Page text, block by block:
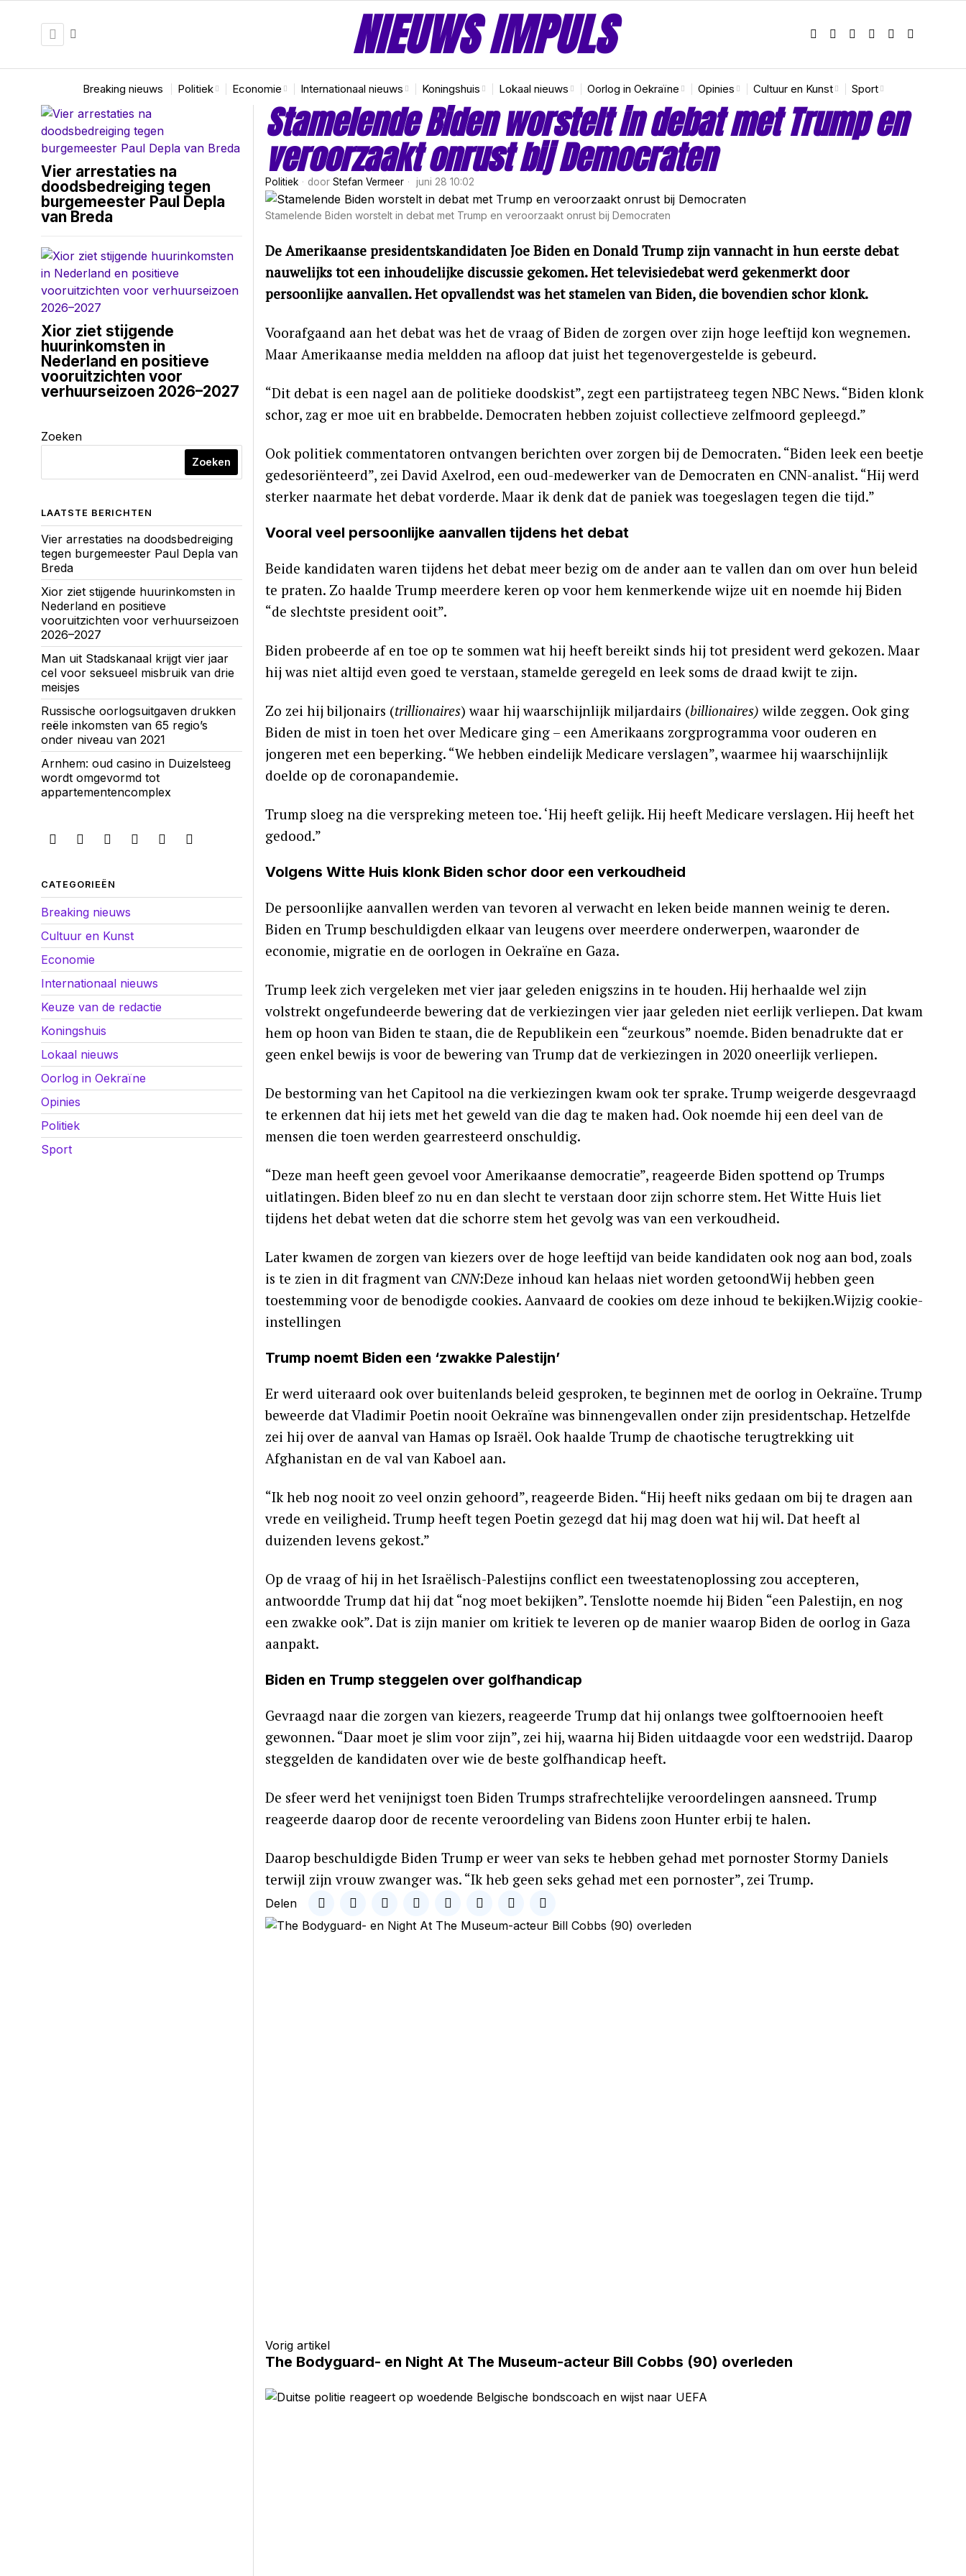
NIEUWS IMPULS
Breaking nieuws Politiek Economie Internationaal nieuws Koningshuis Lokaal nieuws Oorlog in Oekraïne Opinies Cultuur en Kunst Sport
Stamelende Biden worstelt in debat met Trump en
veroorzaakt onrust bij Democraten
Politiek door Stefan Vermeer juni 28 10:02
Stamelende Biden worstelt in debat met Trump en veroorzaakt onrust bij Democraten
De Amerikaanse presidentskandidaten Joe Biden en Donald Trump zijn vannacht in hun eerste debat
nauwelijks tot een inhoudelijke discussie gekomen. Het televisiedebat werd gekenmerkt door
persoonlijke aanvallen. Het opvallendst was het stamelen van Biden, die bovendien schor klonk.
Voorafgaand aan het debat was het de vraag of Biden de zorgen over zijn hoge leeftijd kon wegnemen.
Maar Amerikaanse media meldden na afloop dat juist het tegenovergestelde is gebeurd.
“Dit debat is een nagel aan de politieke doodskist”, zegt een partijstrateeg tegen NBC News. “Biden klonk
schor, zag er moe uit en brabbelde. Democraten hebben zojuist collectieve zelfmoord gepleegd.”
Ook politiek commentatoren ontvangen berichten over zorgen bij de Democraten. “Biden leek een beetje
gedesoriënteerd”, zei David Axelrod, een oud-medewerker van de Democraten en CNN-analist. “Hij werd
sterker naarmate het debat vorderde. Maar ik denk dat de paniek was toegeslagen tegen die tijd.”
Vooral veel persoonlijke aanvallen tijdens het debat
Beide kandidaten waren tijdens het debat meer bezig om de ander aan te vallen dan om over hun beleid
te praten. Zo haalde Trump meerdere keren op voor hem kenmerkende wijze uit en noemde hij Biden
“de slechtste president ooit”.
Biden probeerde af en toe op te sommen wat hij heeft bereikt sinds hij tot president werd gekozen. Maar
hij was niet altijd even goed te verstaan, stamelde geregeld en leek soms de draad kwijt te zijn.
Zo zei hij biljonairs (trillionaires) waar hij waarschijnlijk miljardairs (billionaires) wilde zeggen. Ook ging
Biden de mist in toen het over Medicare ging – een Amerikaans zorgprogramma voor ouderen en
jongeren met een beperking. “We hebben eindelijk Medicare verslagen”, waarmee hij waarschijnlijk
doelde op de coronapandemie.
Trump sloeg na die verspreking meteen toe. ‘Hij heeft gelijk. Hij heeft Medicare verslagen. Hij heeft het
gedood.”
Volgens Witte Huis klonk Biden schor door een verkoudheid
De persoonlijke aanvallen werden van tevoren al verwacht en leken beide mannen weinig te deren.
Biden en Trump beschuldigden elkaar van leugens over meerdere onderwerpen, waaronder de
economie, migratie en de oorlogen in Oekraïne en Gaza.
Trump leek zich vergeleken met vier jaar geleden enigszins in te houden. Hij herhaalde wel zijn
volstrekt ongefundeerde bewering dat de verkiezingen vier jaar geleden niet eerlijk verliepen. Dat kwam
hem op hoon van Biden te staan, die de Republikein een “zeurkous” noemde. Biden benadrukte dat er
geen enkel bewijs is voor de bewering van Trump dat de verkiezingen in 2020 oneerlijk verliepen.
De bestorming van het Capitool na die verkiezingen kwam ook ter sprake. Trump weigerde desgevraagd
te erkennen dat hij iets met het geweld van die dag te maken had. Ook noemde hij een deel van de
mensen die toen werden gearresteerd onschuldig.
“Deze man heeft geen gevoel voor Amerikaanse democratie”, reageerde Biden spottend op Trumps
uitlatingen. Biden bleef zo nu en dan slecht te verstaan door zijn schorre stem. Het Witte Huis liet
tijdens het debat weten dat die schorre stem het gevolg was van een verkoudheid.
Later kwamen de zorgen van kiezers over de hoge leeftijd van beide kandidaten ook nog aan bod, zoals
is te zien in dit fragment van CNN:Deze inhoud kan helaas niet worden getoondWij hebben geen
toestemming voor de benodigde cookies. Aanvaard de cookies om deze inhoud te bekijken.Wijzig cookie-
instellingen
Trump noemt Biden een ‘zwakke Palestijn’
Er werd uiteraard ook over buitenlands beleid gesproken, te beginnen met de oorlog in Oekraïne. Trump
beweerde dat Vladimir Poetin nooit Oekraïne was binnengevallen onder zijn presidentschap. Hetzelfde
zei hij over de aanval van Hamas op Israël. Ook haalde Trump de chaotische terugtrekking uit
Afghanistan en de val van Kaboel aan.
“Ik heb nog nooit zo veel onzin gehoord”, reageerde Biden. “Hij heeft niks gedaan om bij te dragen aan
vrede en veiligheid. Trump heeft tegen Poetin gezegd dat hij mag doen wat hij wil. Dat heeft al
duizenden levens gekost.”
Op de vraag of hij in het Israëlisch-Palestijns conflict een tweestatenoplossing zou accepteren,
antwoordde Trump dat hij dat “nog moet bekijken”. Tenslotte noemde hij Biden “een Palestijn, en nog
een zwakke ook”. Dat is zijn manier om kritiek te leveren op de manier waarop Biden de oorlog in Gaza
aanpakt.
Biden en Trump steggelen over golfhandicap
Gevraagd naar die zorgen van kiezers, reageerde Trump dat hij onlangs twee golftoernooien heeft
gewonnen. “Daar moet je slim voor zijn”, zei hij, waarna hij Biden uitdaagde voor een wedstrijd. Daarop
steggelden de kandidaten over wie de beste golfhandicap heeft.
De sfeer werd het venijnigst toen Biden Trumps strafrechtelijke veroordelingen aansneed. Trump
reageerde daarop door de recente veroordeling van Bidens zoon Hunter erbij te halen.
Daarop beschuldigde Biden Trump er weer van seks te hebben gehad met pornoster Stormy Daniels
terwijl zijn vrouw zwanger was. “Ik heb geen seks gehad met een pornoster”, zei Trump.
Delen
Vorig artikel
The Bodyguard- en Night At The Museum-acteur Bill Cobbs (90) overleden
Vier arrestaties na
doodsbedreiging tegen
burgemeester Paul Depla
van Breda
Xior ziet stijgende
huurinkomsten in
Nederland en positieve
vooruitzichten voor
verhuurseizoen 2026–2027
Zoeken
Zoeken
LAATSTE BERICHTEN
Vier arrestaties na doodsbedreiging
tegen burgemeester Paul Depla van
Breda
Xior ziet stijgende huurinkomsten in
Nederland en positieve
vooruitzichten voor verhuurseizoen
2026–2027
Man uit Stadskanaal krijgt vier jaar
cel voor seksueel misbruik van drie
meisjes
Russische oorlogsuitgaven drukken
reële inkomsten van 65 regio’s
onder niveau van 2021
Arnhem: oud casino in Duizelsteeg
wordt omgevormd tot
appartementencomplex
CATEGORIEËN
Breaking nieuws
Cultuur en Kunst
Economie
Internationaal nieuws
Keuze van de redactie
Koningshuis
Lokaal nieuws
Oorlog in Oekraïne
Opinies
Politiek
Sport